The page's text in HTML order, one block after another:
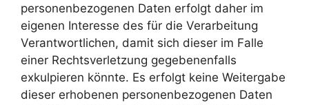
personenbezogenen Daten erfolgt daher im
eigenen Interesse des für die Verarbeitung
Verantwortlichen, damit sich dieser im Falle
einer Rechtsverletzung gegebenenfalls
exkulpieren könnte. Es erfolgt keine Weitergabe
dieser erhobenen personenbezogenen Daten